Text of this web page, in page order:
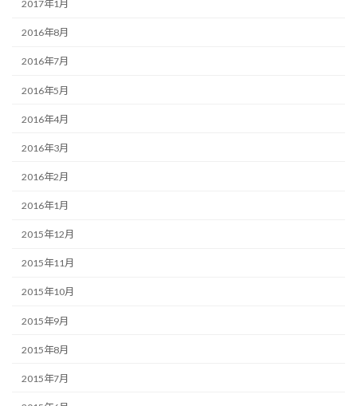
2017年1月
2016年8月
2016年7月
2016年5月
2016年4月
2016年3月
2016年2月
2016年1月
2015年12月
2015年11月
2015年10月
2015年9月
2015年8月
2015年7月